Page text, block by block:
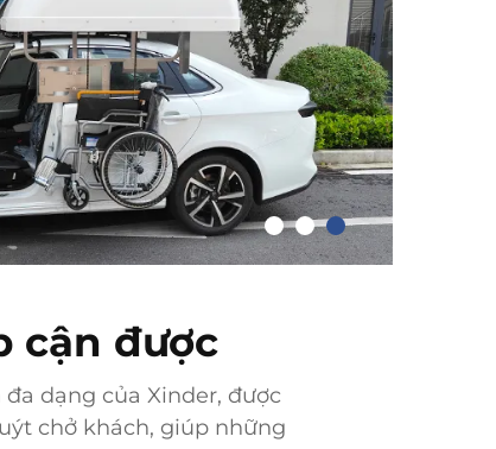
cận được
dạng của Xinder, được
chở khách, giúp những